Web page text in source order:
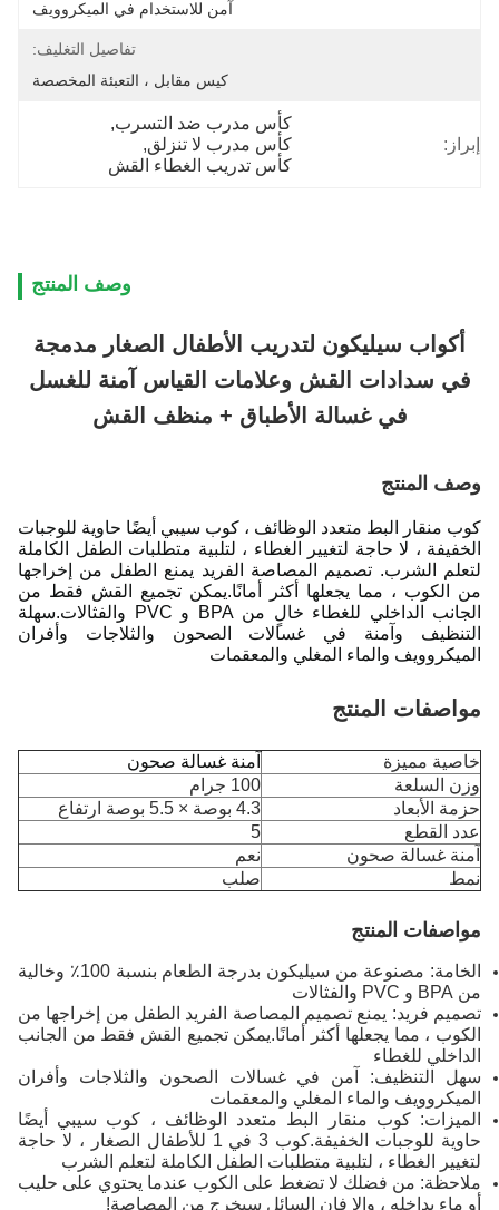
آمن للاستخدام في الميكروويف
تفاصيل التغليف:
كيس مقابل ، التعبئة المخصصة
إبراز:
كأس مدرب ضد التسرب,
كأس مدرب لا تنزلق,
كأس تدريب الغطاء القش
وصف المنتج
أكواب سيليكون لتدريب الأطفال الصغار مدمجة
في سدادات القش وعلامات القياس آمنة للغسل
في غسالة الأطباق + منظف القش
وصف المنتج
كوب منقار البط متعدد الوظائف ، كوب سيبي أيضًا حاوية للوجبات
الخفيفة ، لا حاجة لتغيير الغطاء ، لتلبية متطلبات الطفل الكاملة
لتعلم الشرب. تصميم المصاصة الفريد يمنع الطفل من إخراجها
من الكوب ، مما يجعلها أكثر أمانًا.يمكن تجميع القش فقط من
الجانب الداخلي للغطاء خالٍ من BPA و PVC والفثالات.سهلة
التنظيف وآمنة في غسالات الصحون والثلاجات وأفران
الميكروويف والماء المغلي والمعقمات
مواصفات المنتج
خاصية مميزة
آمنة غسالة صحون
وزن السلعة
100 جرام
حزمة الأبعاد
4.3 بوصة × 5.5 بوصة ارتفاع
عدد القطع
5
آمنة غسالة صحون
نعم
نمط
صلب
مواصفات المنتج
الخامة: مصنوعة من سيليكون بدرجة الطعام بنسبة 100٪ وخالية
من BPA و PVC والفثالات
تصميم فريد: يمنع تصميم المصاصة الفريد الطفل من إخراجها من
الكوب ، مما يجعلها أكثر أمانًا.يمكن تجميع القش فقط من الجانب
الداخلي للغطاء
سهل التنظيف: آمن في غسالات الصحون والثلاجات وأفران
الميكروويف والماء المغلي والمعقمات
الميزات: كوب منقار البط متعدد الوظائف ، كوب سيبي أيضًا
حاوية للوجبات الخفيفة.كوب 3 في 1 للأطفال الصغار ، لا حاجة
لتغيير الغطاء ، لتلبية متطلبات الطفل الكاملة لتعلم الشرب
ملاحظة: من فضلك لا تضغط على الكوب عندما يحتوي على حليب
أو ماء بداخله ، وإلا فإن السائل سيخرج من المصاصة!